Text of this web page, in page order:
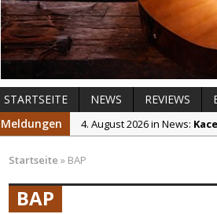
STARTSEITE NEWS REVIEWS
Meldungen
4. August 2026 in News:
Startseite » BAP
BAP